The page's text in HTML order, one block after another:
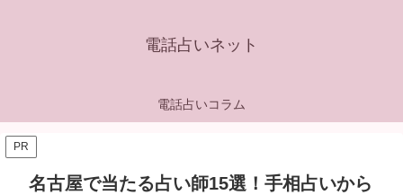
電話占いネット
電話占いコラム
PR
名古屋で当たる占い師15選！手相占いから